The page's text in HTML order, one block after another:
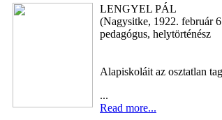
LENGYEL PÁL
(Nagysitke, 1922. február
pedagógus, helytörténész
Alapiskoláit az osztatlan
...
Read more...